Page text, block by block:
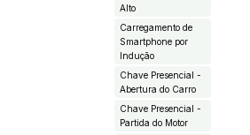
Alto
Carregamento de
Smartphone por
Indução
Chave Presencial -
Abertura do Carro
Chave Presencial -
Partida do Motor